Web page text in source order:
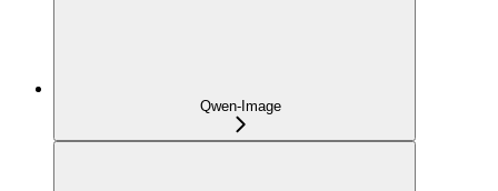
Qwen-Image